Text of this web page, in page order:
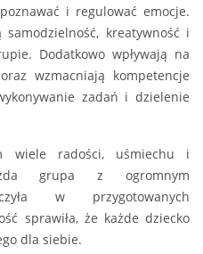
i regulować emocje.
kreatywność i
Dodatkowo wpływają na
wzmacniają kompetencje
zadań i dzielenie
wiele radości, uśmiechu i
grupa z ogromnym
w przygotowanych
sprawiła, że każde dziecko
dla siebie.